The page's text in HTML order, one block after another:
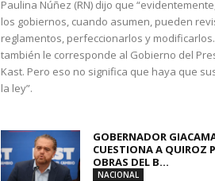
Paulina Núñez (RN) dijo que
los gobiernos, cuando asumen, pueden
reglamentos, perfeccionarlos y
también le corresponde al Gobierno del
Kast. Pero eso no significa que haya que
la ley”.
GOBERNADOR
CUESTIONA A QUIROZ
OBRAS DEL B...
NACIONAL